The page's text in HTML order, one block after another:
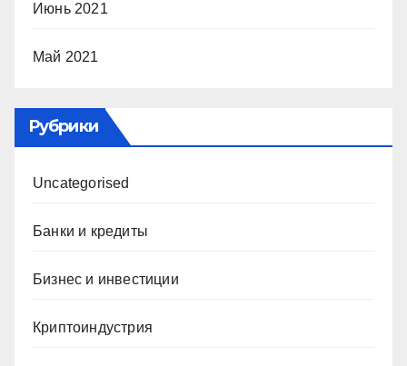
Июнь 2021
Май 2021
Рубрики
Uncategorised
Банки и кредиты
Бизнес и инвестиции
Криптоиндустрия